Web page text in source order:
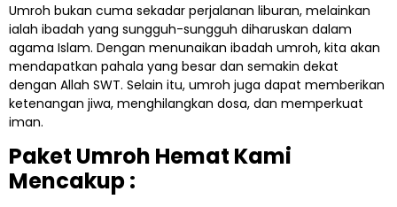
Umroh bukan cuma sekadar perjalanan liburan, melainkan
ialah ibadah yang sungguh-sungguh diharuskan dalam
agama Islam. Dengan menunaikan ibadah umroh, kita akan
mendapatkan pahala yang besar dan semakin dekat
dengan Allah SWT. Selain itu, umroh juga dapat memberikan
ketenangan jiwa, menghilangkan dosa, dan memperkuat
iman.
Paket Umroh Hemat Kami
Mencakup :